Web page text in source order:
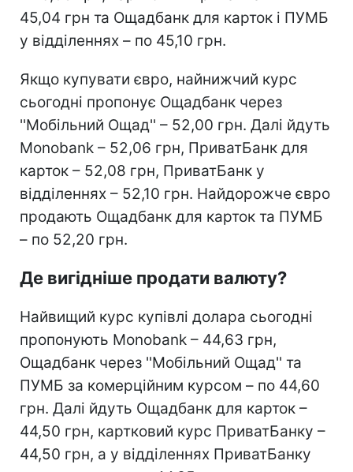
45,04 грн та Ощадбанк для карток і ПУМБ
у відділеннях – по 45,10 грн.
Якщо купувати євро, найнижчий курс
сьогодні пропонує Ощадбанк через
''Мобільний Ощад'' – 52,00 грн. Далі йдуть
Monobank – 52,06 грн, ПриватБанк для
карток – 52,08 грн, ПриватБанк у
відділеннях – 52,10 грн. Найдорожче євро
продають Ощадбанк для карток та ПУМБ
– по 52,20 грн.
Де вигідніше продати валюту?
Найвищий курс купівлі долара сьогодні
пропонують Monobank – 44,63 грн,
Ощадбанк через ''Мобільний Ощад'' та
ПУМБ за комерційним курсом – по 44,60
грн. Далі йдуть Ощадбанк для карток –
44,50 грн, картковий курс ПриватБанку –
44,50 грн, а у відділеннях ПриватБанку